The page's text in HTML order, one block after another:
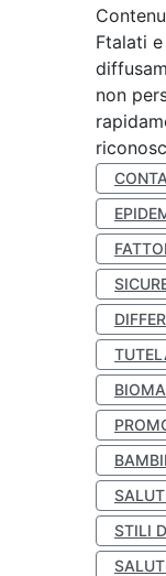
Ftalati
non
STILI